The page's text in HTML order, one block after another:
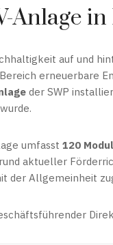
Anlage
auf und
erneuerbare
der SWP
umfasst 120
aktueller
der Allgemeinheit